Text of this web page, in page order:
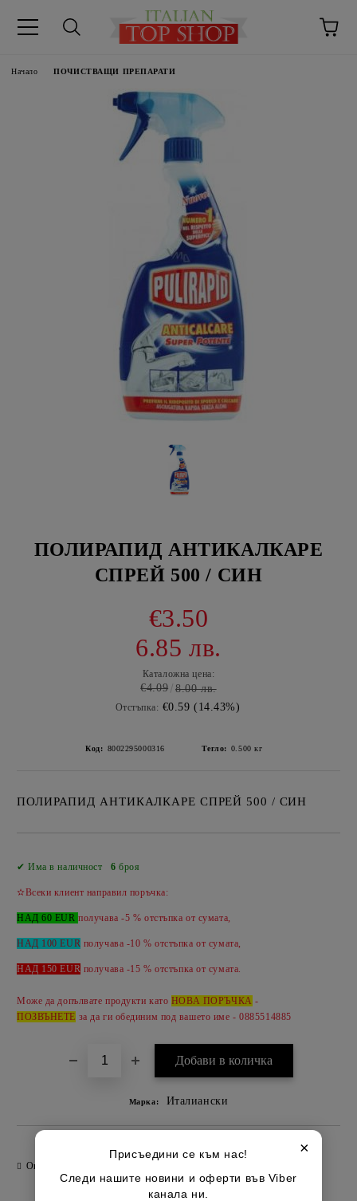
Начало ПОЧИСТВАЩИ ПРЕПАРАТИ
ПОЛИРАПИД АНТИКАЛКАРЕ
СПРЕЙ 500 / СИН
€3.50
6.85 лв.
Каталожна цена:
€4.09 8.00 лв.
Отстъпка: €0.59 (14.43%)
Код: 8002295000316 Тегло: 0.500 кг
ПОЛИРАПИД АНТИКАЛКАРЕ СПРЕЙ 500 / СИН
✔ Има в наличност6 броя
✫Всеки клиент направил поръчка:
НАД 60 EURполучава -5 % отстъпка от сумата,
НАД 100 EUR получава -10 % отстъпка от сумата,
НАД 150 EUR получава -15 %отстъпка от сумата.
Може да допълвате продукти като НОВА ПОРЪЧКА -
ПОЗВЪНЕТЕ за да ги обединим под вашето име - 0885514885
Марка: Италиански
Оцени продукта
×
Присъедини се към нас!
Следи нашите новини и оферти във Viber
канала ни.